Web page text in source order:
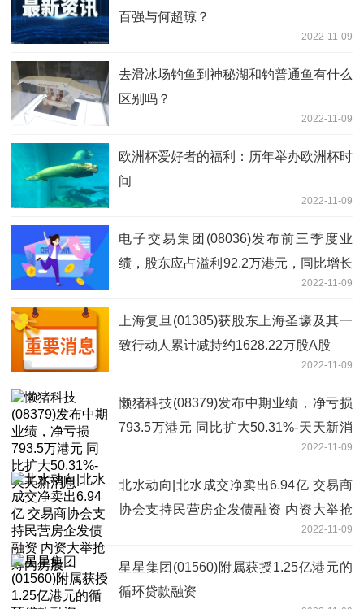
百强与何超琼？
2022-11-09
去滑冰场钓鱼到神秘湖和钓普通鱼有什么
区别吗？
2022-11-09
欧洲杯爱好者的福利：历年举办欧洲杯时
间
2022-11-09
电子交易集团(08036)发布前三季度业
绩，股东应占溢利92.2万港元，同比增长
2022-11-09
上海复旦(01385)获股东上海圣壕及其一
致行动人累计减持约1628.22万股A股
2022-11-09
懒猪科技(08379)发布中期业绩，净亏损
793.5万港元 同比扩大50.31%-天天新消
2022-11-09
北水动向|北水成交净卖出6.94亿 交易商
协会支持民营房企发债融资 内资大举抢
2022-11-09
星星集团(01560)附属获授1.25亿港元的
循环贷款融资